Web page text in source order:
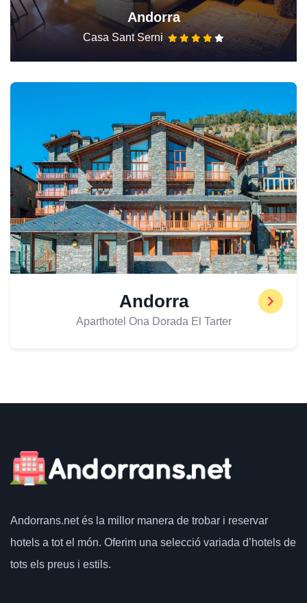
Andorra
Casa Sant Serni
Andorra
Aparthotel Ona Dorada El Tarter
Andorrans.netés la millor manera de trobar i reservar
hotels a tot el món. Oferim una selecció variada d’hotels de
tots els preus i estils.